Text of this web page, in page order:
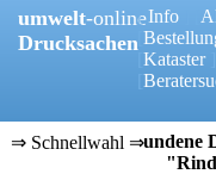
umwelt-online
Drucksachen
[Info
[
Kataster] [
22 gefundene
⇒ Schnellwahl ⇒